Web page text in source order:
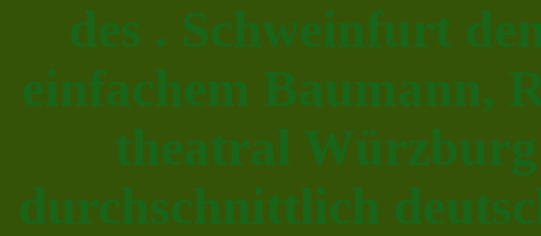
des . Schweinfurt
einfachem Baumann,
theatral Würzburg
durchschnittlich